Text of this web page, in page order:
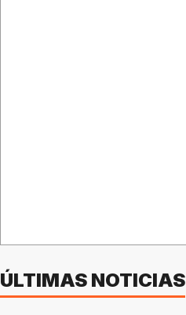
ÚLTIMAS NOTICIAS